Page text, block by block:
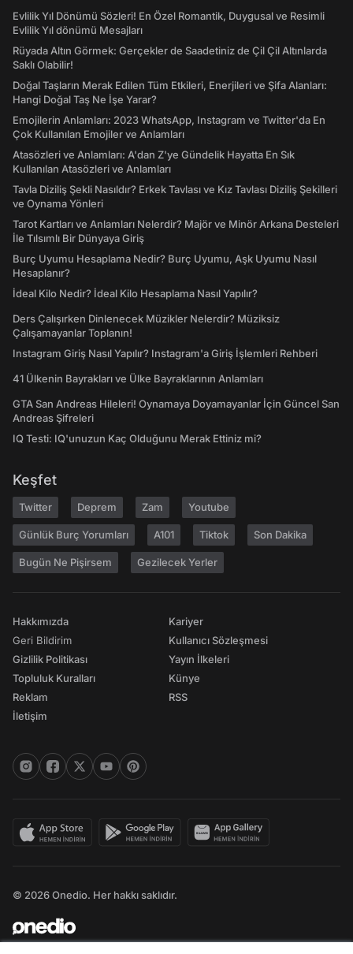
Evlilik Yıl Dönümü Sözleri! En Özel Romantik, Duygusal ve Resimli
Evlilik Yıl dönümü Mesajları
Rüyada Altın Görmek: Gerçekler de Saadetiniz de Çil Çil Altınlarda
Saklı Olabilir!
Doğal Taşların Merak Edilen Tüm Etkileri, Enerjileri ve Şifa Alanları:
Hangi Doğal Taş Ne İşe Yarar?
Emojilerin Anlamları: 2023 WhatsApp, Instagram ve Twitter'da En
Çok Kullanılan Emojiler ve Anlamları
Atasözleri ve Anlamları: A'dan Z'ye Gündelik Hayatta En Sık
Kullanılan Atasözleri ve Anlamları
Tavla Diziliş Şekli Nasıldır? Erkek Tavlası ve Kız Tavlası Diziliş Şekilleri
ve Oynama Yönleri
Tarot Kartları ve Anlamları Nelerdir? Majör ve Minör Arkana Desteleri
İle Tılsımlı Bir Dünyaya Giriş
Burç Uyumu Hesaplama Nedir? Burç Uyumu, Aşk Uyumu Nasıl
Hesaplanır?
İdeal Kilo Nedir? İdeal Kilo Hesaplama Nasıl Yapılır?
Ders Çalışırken Dinlenecek Müzikler Nelerdir? Müziksiz
Çalışamayanlar Toplanın!
Instagram Giriş Nasıl Yapılır? Instagram'a Giriş İşlemleri Rehberi
41 Ülkenin Bayrakları ve Ülke Bayraklarının Anlamları
GTA San Andreas Hileleri! Oynamaya Doyamayanlar İçin Güncel San
Andreas Şifreleri
IQ Testi: IQ'unuzun Kaç Olduğunu Merak Ettiniz mi?
Keşfet
Twitter Deprem Zam Youtube
Günlük Burç Yorumları A101 Tiktok Son Dakika
Bugün Ne Pişirsem Gezilecek Yerler
Hakkımızda
Geri Bildirim
Gizlilik Politikası
Topluluk Kuralları
Reklam
İletişim
Kariyer
Kullanıcı Sözleşmesi
Yayın İlkeleri
Künye
RSS
© 2026 Onedio. Her hakkı saklıdır.